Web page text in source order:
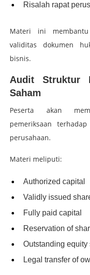
Risalah rapat
Materi ini
validitas dokumen
bisnis.
Audit Struktur
Saham
Peserta akan
pemeriksaan
perusahaan.
Materi meliputi:
Authorized capital
Validly issued
Fully paid capital
Reservation of
Outstanding equity
Legal transfer of